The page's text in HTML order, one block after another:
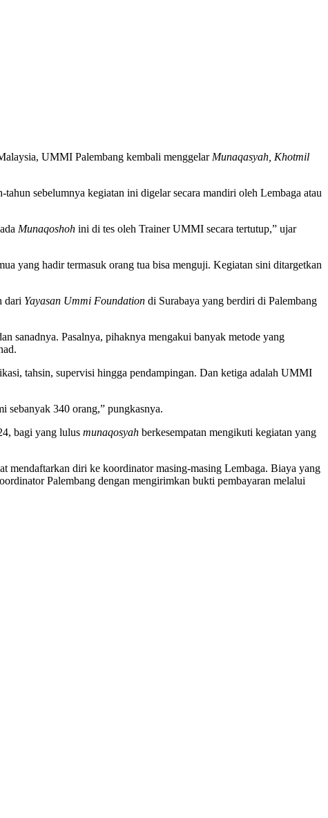
UMMI Palembang kembali menggelar Munaqasyah, Khotmil
sebelumnya kegiatan ini digelar secara mandiri oleh Lembaga atau
Munaqoshoh ini di tes oleh Trainer UMMI secara tertutup,” ujar
yang hadir termasuk orang tua bisa menguji. Kegiatan sini ditargetkan
dari Yayasan Ummi Foundation di Surabaya yang berdiri di Palembang
sanadnya. Pasalnya, pihaknya mengakui banyak metode yang
tahsin, supervisi hingga pendampingan. Dan ketiga adalah UMMI
sebanyak 340 orang,” pungkasnya.
bagi yang lulus munaqosyah berkesempatan mengikuti kegiatan yang
mendaftarkan diri ke koordinator masing-masing Lembaga. Biaya yang
Palembang dengan mengirimkan bukti pembayaran melalui